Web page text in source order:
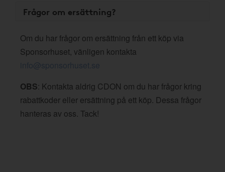
Frågor om ersättning?
Om du har frågor om ersättning från ett köp via
Sponsorhuset, vänligen kontakta
info@sponsorhuset.se
OBS: Kontakta aldrig CDON om du har frågor kring
rabattkoder eller ersättning på ett köp. Dessa frågor
hanteras av oss. Tack!